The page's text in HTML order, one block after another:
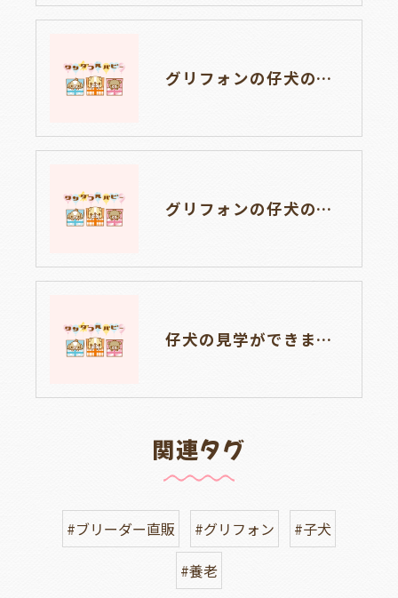
グリフォンの仔犬のお目目があきました👀❤岐阜県養老町のブリーダー「ワンダフルパピー」です。
グリフォンの仔犬のお目目があきました👀❤岐阜県養老町のブリーダー「ワンダフルパピー」です。
仔犬の見学ができます🐶岐阜県養老町のブリーダー「ワンダフルパピー」です。
関連タグ
#ブリーダー直販 #グリフォン
#子犬
#養老